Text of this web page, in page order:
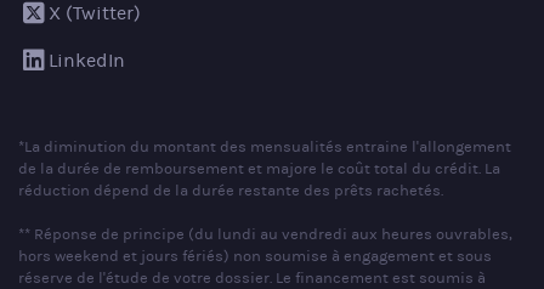
X (Twitter)
LinkedIn
*La diminution du montant des mensualités entraine l'allongement
de la durée de remboursement et majore le coût total du crédit. La
réduction dépend de la durée restante des prêts rachetés.
** Réponse de principe (du lundi au vendredi aux heures ouvrables,
hors weekend et jours fériés) non soumise à engagement et sous
réserve de l'étude de votre dossier. Le financement est soumis à